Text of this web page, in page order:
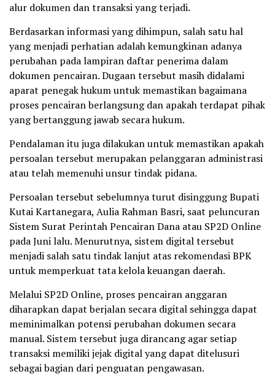
alur dokumen dan transaksi yang terjadi.
Berdasarkan informasi yang dihimpun, salah satu hal
yang menjadi perhatian adalah kemungkinan adanya
perubahan pada lampiran daftar penerima dalam
dokumen pencairan. Dugaan tersebut masih didalami
aparat penegak hukum untuk memastikan bagaimana
proses pencairan berlangsung dan apakah terdapat pihak
yang bertanggung jawab secara hukum.
Pendalaman itu juga dilakukan untuk memastikan apakah
persoalan tersebut merupakan pelanggaran administrasi
atau telah memenuhi unsur tindak pidana.
Persoalan tersebut sebelumnya turut disinggung Bupati
Kutai Kartanegara, Aulia Rahman Basri, saat peluncuran
Sistem Surat Perintah Pencairan Dana atau SP2D Online
pada Juni lalu. Menurutnya, sistem digital tersebut
menjadi salah satu tindak lanjut atas rekomendasi BPK
untuk memperkuat tata kelola keuangan daerah.
Melalui SP2D Online, proses pencairan anggaran
diharapkan dapat berjalan secara digital sehingga dapat
meminimalkan potensi perubahan dokumen secara
manual. Sistem tersebut juga dirancang agar setiap
transaksi memiliki jejak digital yang dapat ditelusuri
sebagai bagian dari penguatan pengawasan.